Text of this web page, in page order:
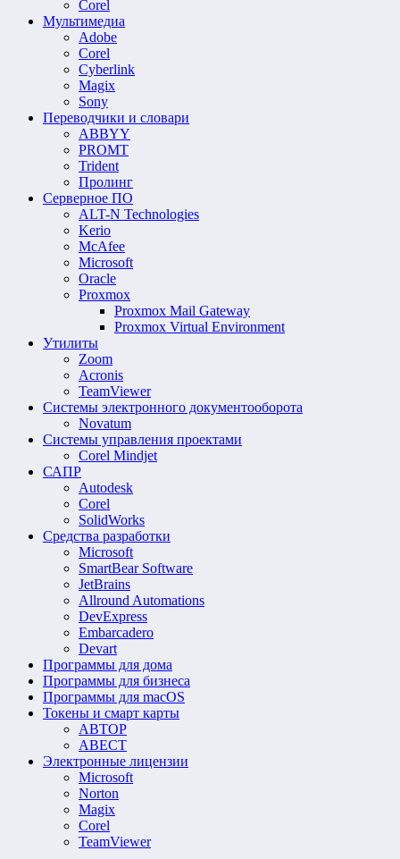
Corel
Мультимедиа
Adobe
Corel
Cyberlink
Magix
Sony
Переводчики и словари
ABBYY
PROMT
Trident
Пролинг
Серверное ПО
ALT-N Technologies
Kerio
McAfee
Microsoft
Oracle
Proxmox
Proxmox Mail Gateway
Proxmox Virtual Environment
Утилиты
Zoom
Acronis
TeamViewer
Системы электронного документооборота
Novatum
Системы управления проектами
Corel Mindjet
САПР
Autodesk
Corel
SolidWorks
Средства разработки
Microsoft
SmartBear Software
JetBrains
Allround Automations
DevExpress
Embarcadero
Devart
Программы для дома
Программы для бизнеса
Программы для macOS
Токены и смарт карты
АВТОР
АВЕСТ
Электронные лицензии
Microsoft
Norton
Magix
Corel
TeamViewer